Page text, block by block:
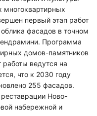
многоквартирных
первый этап работ
фасадов в точном
Программа
домов-памятников
ведутся на
что к 2030 году
255 фасадов.
реставрации Ново-
набережной и